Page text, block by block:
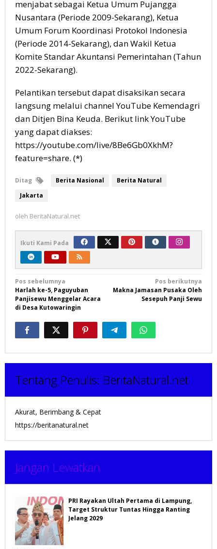
menjabat sebagai Ketua Umum Pujangga
Nusantara (Periode 2009-Sekarang), Ketua
Umum Forum Koordinasi Protokol Indonesia
(Periode 2014-Sekarang), dan Wakil Ketua
Komite Standar Akuntansi Pemerintahan (Tahun
2022-Sekarang).
Pelantikan tersebut dapat disaksikan secara
langsung melalui channel YouTube Kemendagri
dan Ditjen Bina Keuda. Berikut link YouTube
yang dapat diakses:
https://youtube.com/live/8Be6Gb0XkhM?
feature=share. (*)
Ditag Berita Nasional
Berita Natural
Jakarta
oleh BeritaNatural.net
Ikuti Kami Pada
Navigasi
pos
Pos sebelumnya
Harlah ke-5, Paguyuban
Panjisewu Menggelar Acara
di Desa Kutowaringin
Pos berikutnya
Makna Jamasan Pusaka Oleh
Sesepuh Panji Sewu
Tentang Penulis: BeritaNatural.net
Akurat, Berimbang & Cepat
https://beritanatural.net
Jangan Lewatkan
PRI Rayakan Ultah Pertama di Lampung,
Target Struktur Tuntas Hingga Ranting
Jelang 2029